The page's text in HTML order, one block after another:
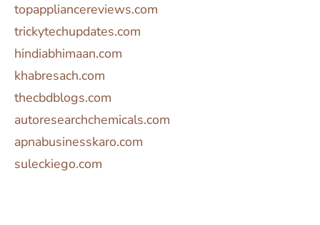
topappliancereviews.com
trickytechupdates.com
hindiabhimaan.com
khabresach.com
thecbdblogs.com
autoresearchchemicals.com
apnabusinesskaro.com
suleckiego.com